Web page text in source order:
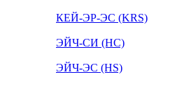
КЕЙ-ЭР-ЭС (KRS)
ЭЙЧ-СИ (HC)
ЭЙЧ-ЭС (HS)